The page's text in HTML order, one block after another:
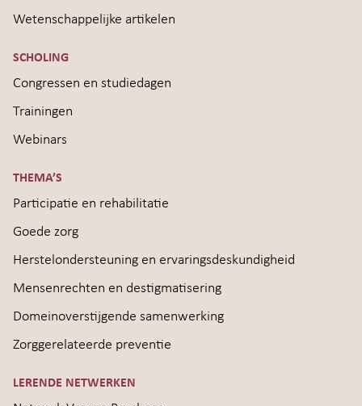
Wetenschappelijke artikelen
SCHOLING
Congressen en studiedagen
Trainingen
Webinars
THEMA’S
Participatie en rehabilitatie
Goede zorg
Herstelondersteuning en ervaringsdeskundigheid
Mensenrechten en destigmatisering
Domeinoverstijgende samenwerking
Zorggerelateerde preventie
LERENDE NETWERKEN